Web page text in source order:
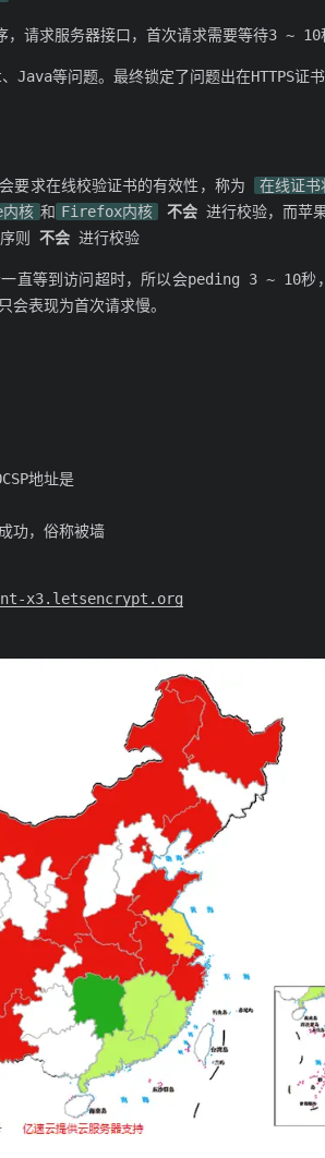
请求服务器接口，首次请求需要等待3 ~ 10
等问题。最终锁定了问题出在HTTPS证书
要求在线校验证书的有效性，称为 在线证
内核 和 Firefox内核 不会进行校验，而苹
则 不会 进行校验
直等到访问超时，所以会peding 3 ~ 10秒
会表现为首次请求慢。
地址是
功，俗称被墙
x3.letsencrypt.org